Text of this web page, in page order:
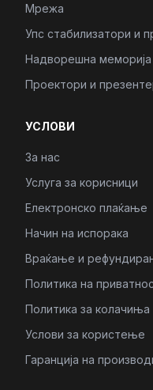
Мрежа
Упс стабилизатори и
Надворешна меморија
Проектори и
УСЛОВИ
За нас
Услуга за корисници
Електронско плаќање
Начин на испорака
Враќање и
Политика на
Политика за колачиња
Услови за користење
Гаранција на